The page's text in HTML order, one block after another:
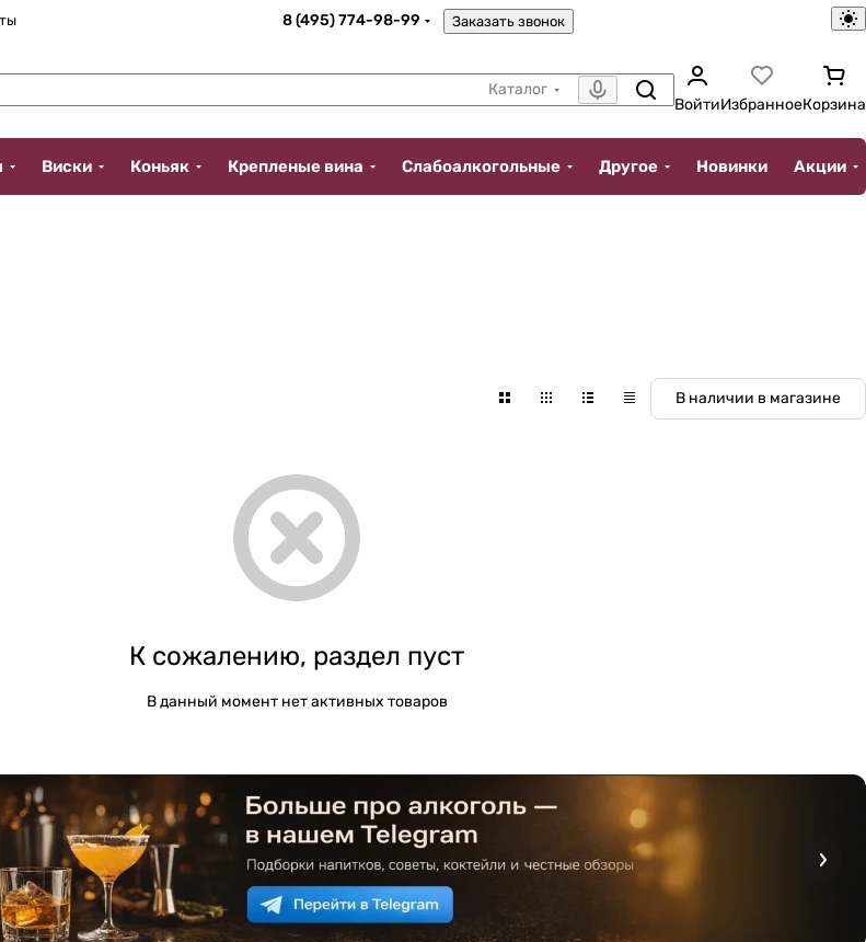
8 (495) 774-98-99 Заказать звонок
Каталог
ВойтиИзбранноеКорзина
Виски Коньяк Крепленые вина Слабоалкогольные Другое Новинки Акции
В наличии в магазине
К сожалению, раздел пуст
В данный момент нет активных товаров